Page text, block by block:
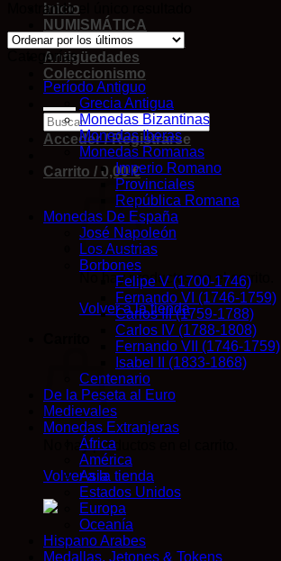
Inicio
NUMISMÁTICA
Cromos DE FUTBOL
Antigüedades
Coleccionismo
Acceder / Registrarse
Carrito / 0,00€
No hay productos en el carrito.
Volver a la tienda
No hay productos en el carrito.
Volver a la tienda
Mostrando el único resultado
Categorías
Período Antiguo
Grecia Antigua
Monedas Bizantinas
Monedas Iberas
Monedas Romanas
Imperio Romano
Provinciales
República Romana
Monedas De España
José Napoleón
Los Austrias
Borbones
Felipe V (1700-1746)
Fernando VI (1746-1759)
Carlos III (1759-1788)
Carlos IV (1788-1808)
Fernando VII (1746-1759)
Isabel II (1833-1868)
Centenario
De la Peseta al Euro
Medievales
Monedas Extranjeras
África
América
Asia
Estados Unidos
Europa
Oceanía
Hispano Arabes
Medallas, Jetones & Tokens